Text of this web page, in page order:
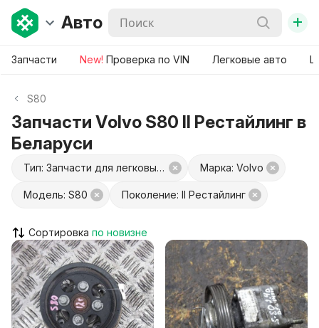
Авто +
Запчасти New! Проверка по VIN Легковые авто
S80
Запчасти Volvo S80 II Рестайлинг в
Беларуси
Тип: Запчасти для легковых авто Марка: Volvo
Модель: S80 Поколение: II Рестайлинг
Сортировка